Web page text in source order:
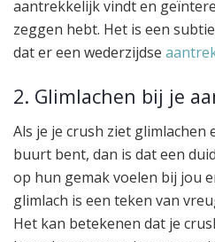
aantrekkelijk vindt en
zeggen hebt. Het is een
dat er een wederzijdse
2. Glimlachen bij je
Als je je crush ziet glimlachen
buurt bent, dan is dat een
op hun gemak voelen bij jou
glimlach is een teken van
Het kan betekenen dat je